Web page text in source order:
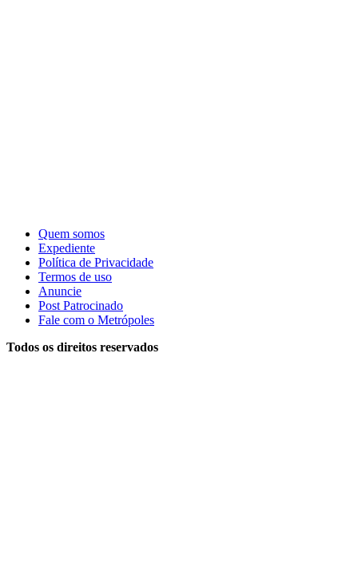
Quem somos
Expediente
Política de Privacidade
Termos de uso
Anuncie
Post Patrocinado
Fale com o Metrópoles
Todos os direitos reservados